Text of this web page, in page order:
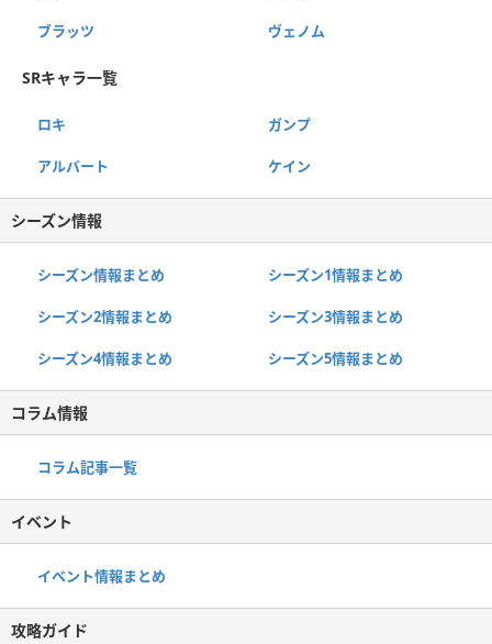
ブラッツ ヴェノム
SRキャラ一覧
ロキ ガンプ
アルバート ケイン
シーズン情報
シーズン情報まとめ シーズン1情報まとめ
シーズン2情報まとめ シーズン3情報まとめ
シーズン4情報まとめ シーズン5情報まとめ
コラム情報
コラム記事一覧
イベント
イベント情報まとめ
攻略ガイド